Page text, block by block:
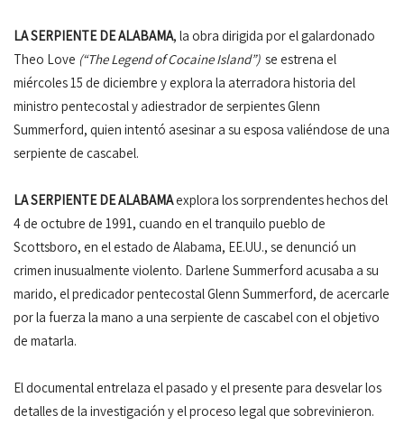
LA SERPIENTE DE ALABAMA, la obra dirigida por el galardonado
Theo Love (“The Legend of Cocaine Island”) se estrena el
miércoles 15 de diciembre y explora la aterradora historia del
ministro pentecostal y adiestrador de serpientes Glenn
Summerford, quien intentó asesinar a su esposa valiéndose de una
serpiente de cascabel.
LA SERPIENTE DE ALABAMAexplora los sorprendentes hechos del
4 de octubre de 1991, cuando en el tranquilo pueblo de
Scottsboro, en el estado de Alabama, EE.UU., se denunció un
crimen inusualmente violento. Darlene Summerford acusaba a su
marido, el predicador pentecostal Glenn Summerford, de acercarle
por la fuerza la mano a una serpiente de cascabel con el objetivo
de matarla.
El documental entrelaza el pasado y el presente para desvelar los
detalles de la investigación y el proceso legal que sobrevinieron.